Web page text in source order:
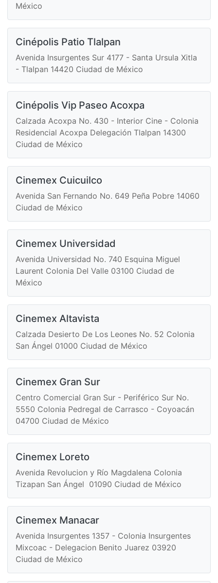
México
Cinépolis Patio Tlalpan
Avenida Insurgentes Sur 4177 - Santa Ursula Xitla
- Tlalpan 14420 Ciudad de México
Cinépolis Vip Paseo Acoxpa
Calzada Acoxpa No. 430 - Interior Cine - Colonia
Residencial Acoxpa Delegación Tlalpan 14300
Ciudad de México
Cinemex Cuicuilco
Avenida San Fernando No. 649 Peña Pobre 14060
Ciudad de México
Cinemex Universidad
Avenida Universidad No. 740 Esquina Miguel
Laurent Colonia Del Valle 03100 Ciudad de
México
Cinemex Altavista
Calzada Desierto De Los Leones No. 52 Colonia
San Ángel 01000 Ciudad de México
Cinemex Gran Sur
Centro Comercial Gran Sur - Periférico Sur No.
5550 Colonia Pedregal de Carrasco - Coyoacán
04700 Ciudad de México
Cinemex Loreto
Avenida Revolucion y Río Magdalena Colonia
Tizapan San Ángel 01090 Ciudad de México
Cinemex Manacar
Avenida Insurgentes 1357 - Colonia Insurgentes
Mixcoac - Delegacion Benito Juarez 03920
Ciudad de México